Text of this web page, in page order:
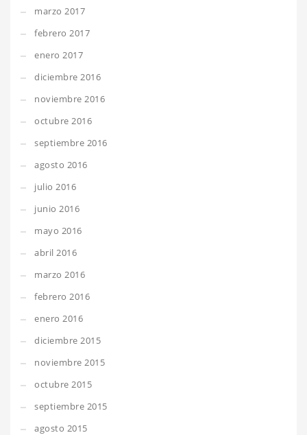
marzo 2017
febrero 2017
enero 2017
diciembre 2016
noviembre 2016
octubre 2016
septiembre 2016
agosto 2016
julio 2016
junio 2016
mayo 2016
abril 2016
marzo 2016
febrero 2016
enero 2016
diciembre 2015
noviembre 2015
octubre 2015
septiembre 2015
agosto 2015